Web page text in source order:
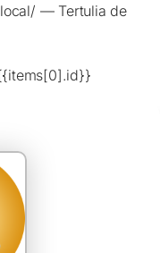
— Tertulia de